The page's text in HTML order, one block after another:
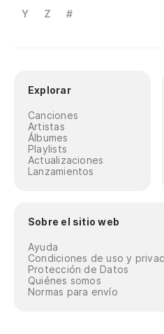
Y
Z #
Explorar
Canciones
Artistas
Álbumes
Playlists
Actualizaciones
Lanzamientos
Sobre el sitio web
Ayuda
Condiciones de uso y
Protección de Datos
Quiénes somos
Normas para envío